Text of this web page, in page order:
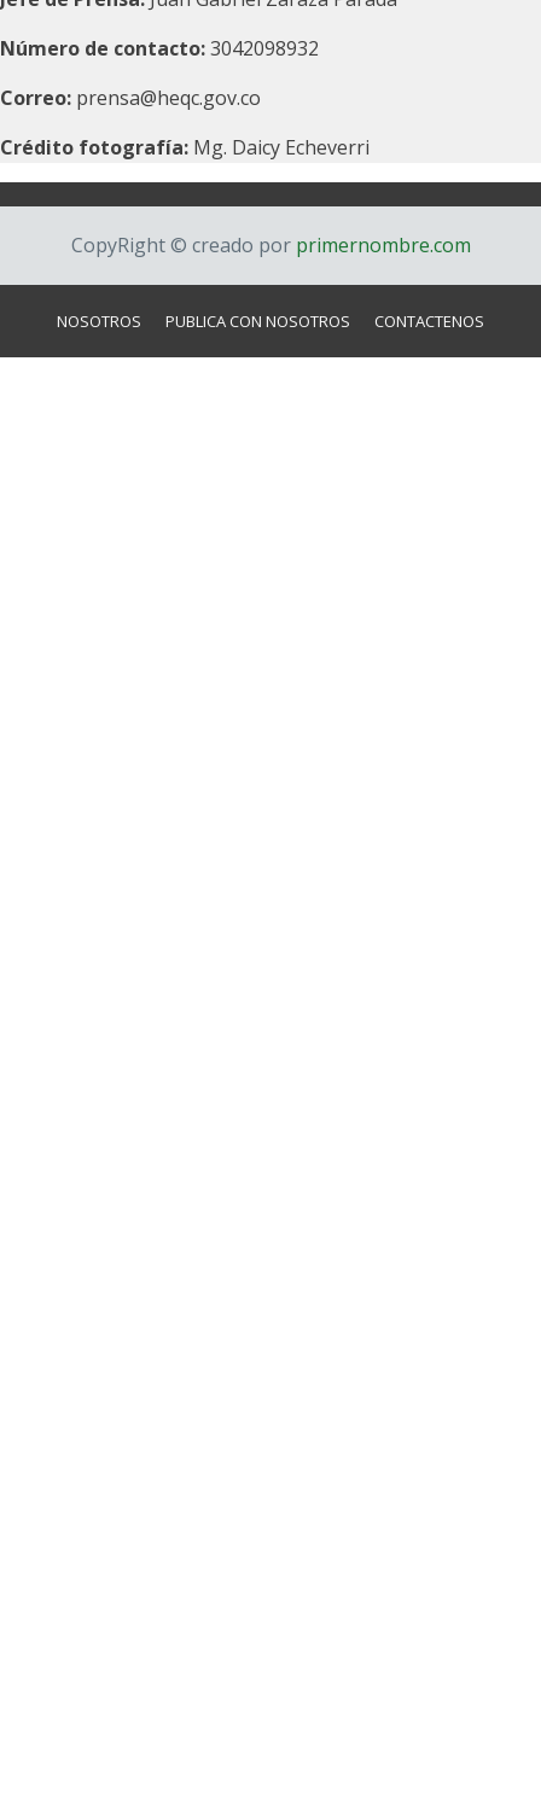
Número de contacto:3042098932
Correo: prensa@heqc.gov.co
Crédito fotografía: Mg. Daicy Echeverri
CopyRight © creado porprimernombre.com
NOSOTROS PUBLICA CON NOSOTROS CONTACTENOS